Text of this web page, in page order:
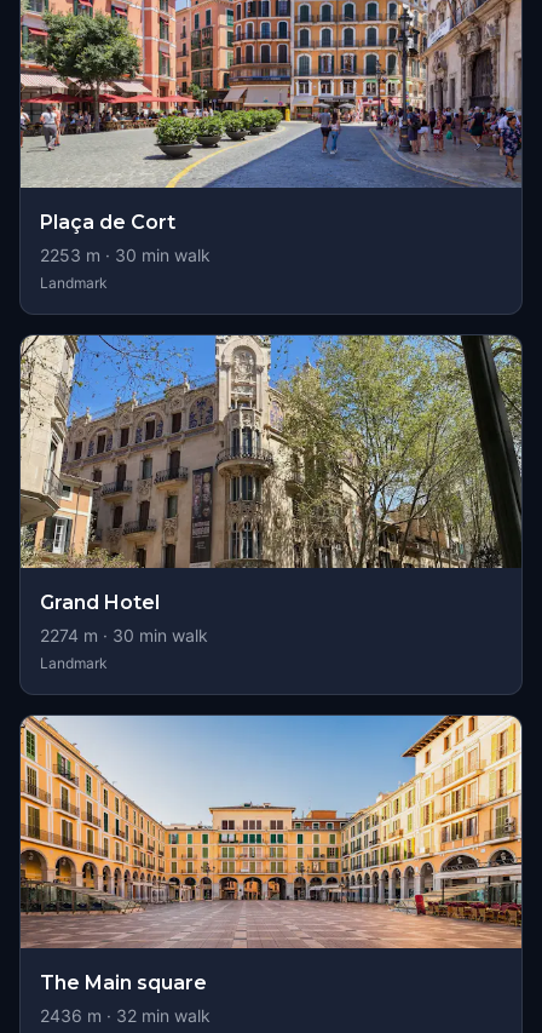
Plaça de Cort
2253 m · 30 min walk
Landmark
Grand Hotel
2274 m · 30 min walk
Landmark
The Main square
2436 m · 32 min walk